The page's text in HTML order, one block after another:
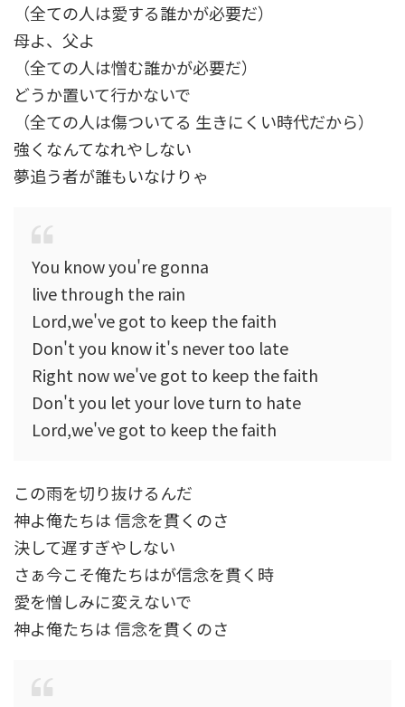
（全ての人は愛する誰かが必要だ）
母よ、父よ
（全ての人は憎む誰かが必要だ）
どうか置いて行かないで
（全ての人は傷ついてる 生きにくい時代だから）
強くなんてなれやしない
夢追う者が誰もいなけりゃ
You know you're gonna
live through the rain
Lord,we've got to keep the faith
Don't you know it's never too late
Right now we've got to keep the faith
Don't you let your love turn to hate
Lord,we've got to keep the faith
この雨を切り抜けるんだ
神よ俺たちは 信念を貫くのさ
決して遅すぎやしない
さぁ今こそ俺たちはが信念を貫く時
愛を憎しみに変えないで
神よ俺たちは 信念を貫くのさ